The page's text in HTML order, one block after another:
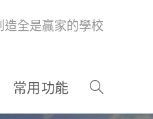
全是贏家的學校
常用功能